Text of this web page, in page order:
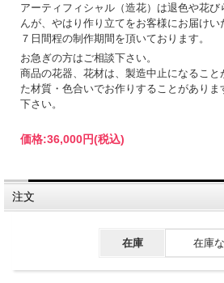
アーティフィシャル（造花）は退色や花
んが、やはり作り立てをお客様にお届けい
７日間程の制作期間を頂いております。
お急ぎの方はご相談下さい。
商品の花器、花材は、製造中止になるこ
た材質・色合いでお作りすることがあり
下さい。
価格:36,000円(税込)
注文
在庫 在庫